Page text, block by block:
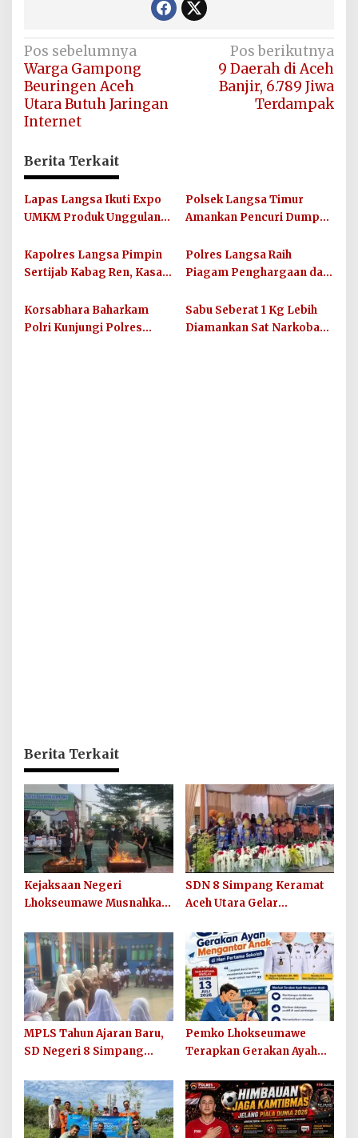
Navigasi
pos
Pos sebelumnya
Warga Gampong
Beuringen Aceh
Utara Butuh Jaringan
Internet
Pos berikutnya
9 Daerah di Aceh
Banjir, 6.789 Jiwa
Terdampak
Berita Terkait
Lapas Langsa Ikuti Expo
UMKM Produk Unggulan
Polsek Langsa Timur
Amankan Pencuri Dump
Kapolres Langsa Pimpin
Sertijab Kabag Ren, Kasat
dan Kapolsek Birem
Bayeun
Polres Langsa Raih
Piagam Penghargaan dari
Korsabhara Baharkam
Polri Kunjungi Polres
Sabu Seberat 1 Kg Lebih
Diamankan Sat Narkoba
Berita Terkait
Kejaksaan Negeri
Lhokseumawe Musnahkan
Berkekuatan Hukum Tetap
dan Sosialisasikan Lelang
Barang Rampasan
SDN 8 Simpang Keramat
Aceh Utara Gelar
Tahun Ajaran 2026/2027
MPLS Tahun Ajaran Baru,
SD Negeri 8 Simpang
Sekolah Berkualitas dan
Berkarakter
Pemko Lhokseumawe
Terapkan Gerakan Ayah
Sekolah